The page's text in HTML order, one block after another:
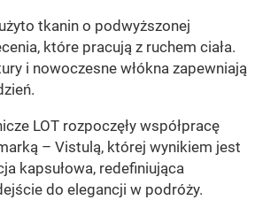
tkanin o podwyższonej
które pracują z ruchem ciała.
i nowoczesne włókna zapewniają
LOT rozpoczęły współpracę
– Vistulą, której wynikiem jest
kapsułowa, redefiniująca
do elegancji w podróży.